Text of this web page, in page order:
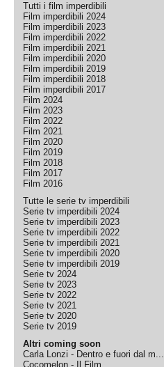
Tutti i film imperdibili
Film imperdibili 2024
Film imperdibili 2023
Film imperdibili 2022
Film imperdibili 2021
Film imperdibili 2020
Film imperdibili 2019
Film imperdibili 2018
Film imperdibili 2017
Film 2024
Film 2023
Film 2022
Film 2021
Film 2020
Film 2019
Film 2018
Film 2017
Film 2016
Tutte le serie tv imperdibili
Serie tv imperdibili 2024
Serie tv imperdibili 2023
Serie tv imperdibili 2022
Serie tv imperdibili 2021
Serie tv imperdibili 2020
Serie tv imperdibili 2019
Serie tv 2024
Serie tv 2023
Serie tv 2022
Serie tv 2021
Serie tv 2020
Serie tv 2019
Altri coming soon
Carla Lonzi - Dentro e fuori dal m...
Cocomelon - Il Film